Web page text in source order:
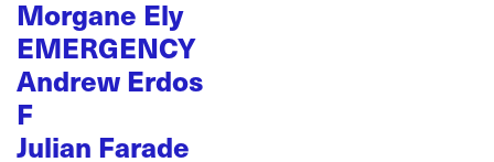
Morgane Ely
EMERGENCY
Andrew Erdos
F
Julian Farade